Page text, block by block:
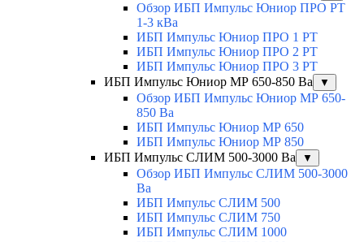
Обзор ИБП Импульс Юниор ПРО РТ
1-3 кВа
ИБП Импульс Юниор ПРО 1 РТ
ИБП Импульс Юниор ПРО 2 РТ
ИБП Импульс Юниор ПРО 3 РТ
ИБП Импульс Юниор МР 650-850 Ва
▼
Обзор ИБП Импульс Юниор МР 650-
850 Ва
ИБП Импульс Юниор МР 650
ИБП Импульс Юниор МР 850
ИБП Импульс СЛИМ 500-3000 Ва
▼
Обзор ИБП Импульс СЛИМ 500-3000
Ва
ИБП Импульс СЛИМ 500
ИБП Импульс СЛИМ 750
ИБП Импульс СЛИМ 1000